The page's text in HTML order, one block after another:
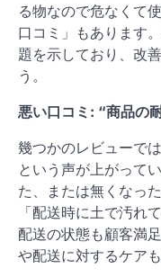
る物なので危なくて
口コミ」もあります
題を示しており、改
う。
悪い口コミ: “商品の
幾つかのレビューで
という声が上がって
た、または無くなっ
「配送時に土で汚れ
配送の状態も顧客満
や配送に対するケア